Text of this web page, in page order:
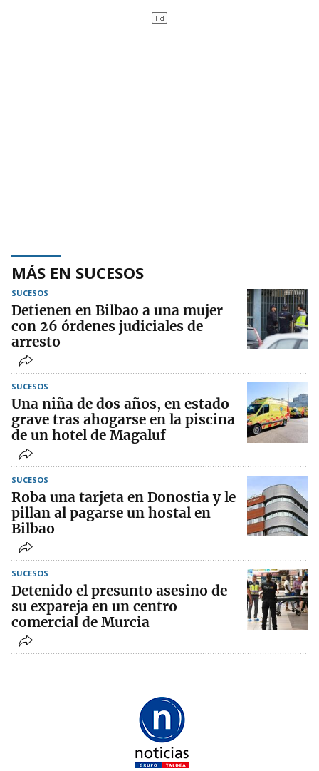
MÁS EN SUCESOS
SUCESOS
Detienen en Bilbao a una mujer
con 26 órdenes judiciales de
arresto
SUCESOS
Una niña de dos años, en estado
grave tras ahogarse en la piscina
de un hotel de Magaluf
SUCESOS
Roba una tarjeta en Donostia y le
pillan al pagarse un hostal en
Bilbao
SUCESOS
Detenido el presunto asesino de
su expareja en un centro
comercial de Murcia